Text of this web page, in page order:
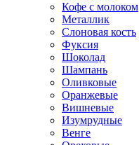
Кофе с молоком
Металлик
Слоновая кость
Фуксия
Шоколад
Шампань
Оливковые
Оранжевые
Вишневые
Изумрудные
Венге